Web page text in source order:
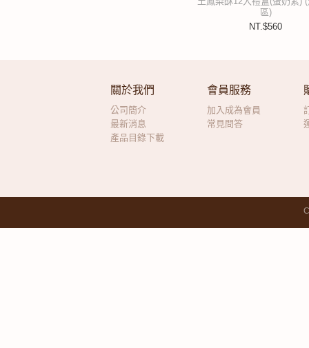
區)
NT.$560
關於我們
公司簡介
最新消息
產品目錄下載
會員服務
加入成為會員
常見問答